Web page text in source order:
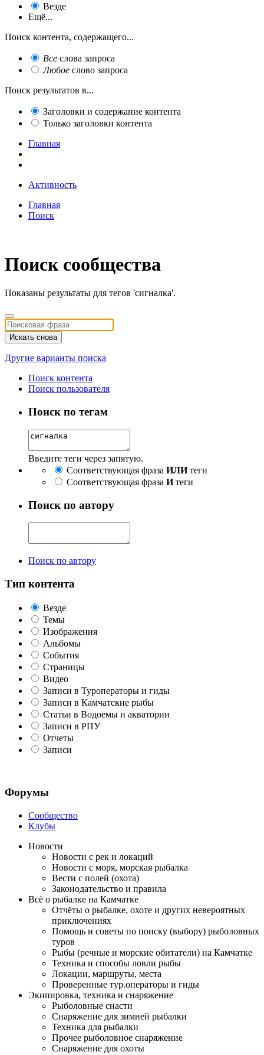
Везде
Ещё...
Поиск контента, содержащего...
Все слова запроса
Любое слово запроса
Поиск результатов в...
Заголовки и содержание контента
Только заголовки контента
Главная
Активность
Главная
Поиск
Поиск сообщества
Показаны результаты для тегов 'сигналка'.
Искать снова
Другие варианты поиска
Поиск контента
Поиск пользователя
Поиск по тегам
Введите теги через запятую.
Соответствующая фраза ИЛИтеги
Соответствующая фраза Итеги
Поиск по автору
Поиск по автору
Тип контента
Везде
Темы
Изображения
Альбомы
События
Страницы
Видео
Записи в Туроператоры и гиды
Записи в Камчатские рыбы
Статьи в Водоемы и акватории
Записи в РПУ
Отчеты
Записи
Форумы
Сообщество
Клубы
Новости
Новости с рек и локаций
Новости с моря, морская рыбалка
Вести с полей (охота)
Законодательство и правила
Всё о рыбалке на Камчатке
Отчёты о рыбалке, охоте и других невероятных
приключениях
Помощь и советы по поиску (выбору) рыболовных
туров
Рыбы (речные и морские обитатели) на Камчатке
Техника и способы ловли рыбы
Локации, маршруты, места
Проверенные тур.операторы и гиды
Экипировка, техника и снаряжение
Рыболовные снасти
Снаряжение для зимней рыбалки
Техника для рыбалки
Прочее рыболовное снаряжение
Снаряжение для охоты